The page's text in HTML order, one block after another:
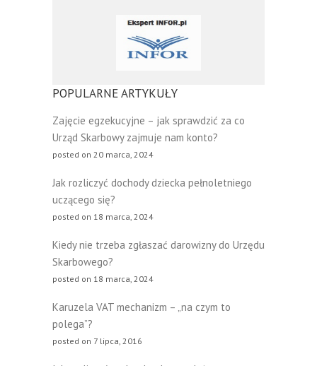
POPULARNE ARTYKUŁY
Zajęcie egzekucyjne – jak sprawdzić za co
Urząd Skarbowy zajmuje nam konto?
posted on 20 marca, 2024
Jak rozliczyć dochody dziecka pełnoletniego
uczącego się?
posted on 18 marca, 2024
Kiedy nie trzeba zgłaszać darowizny do Urzędu
Skarbowego?
posted on 18 marca, 2024
Karuzela VAT mechanizm – „na czym to
polega”?
posted on 7 lipca, 2016